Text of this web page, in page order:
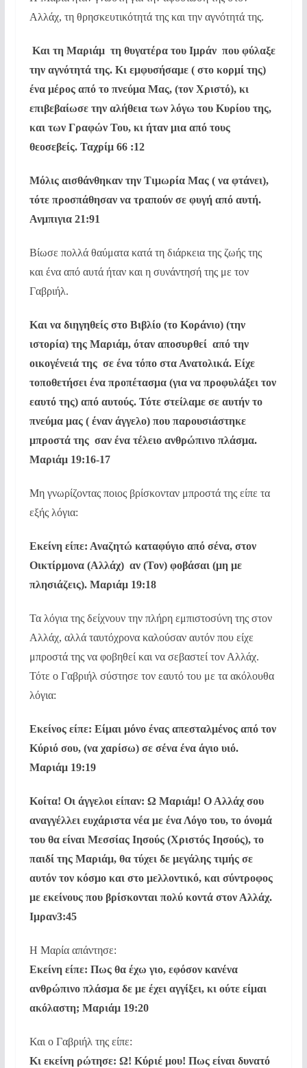
Αλλάχ, τη θρησκευτικότητά της και την αγνότητά της.
Και τη Μαριάμ  τη θυγατέρα του Ιμράν  που φύλαξε
την αγνότητά της. Κι εμφυσήσαμε ( στο κορμί της)
ένα μέρος από το πνεύμα Μας, (τον Χριστό), κι
επιβεβαίωσε την αλήθεια των λόγω του Κυρίου της,
και των Γραφών Του, κι ήταν μια από τους
θεοσεβείς. Ταχρίμ 66 :12
Μόλις αισθάνθηκαν την Τιμωρία Μας ( να φτάνει),
τότε προσπάθησαν να τραπούν σε φυγή από αυτή.
Ανμπιγια 21:91
Βίωσε πολλά θαύματα κατά τη διάρκεια της ζωής της
και ένα από αυτά ήταν και η συνάντησή της με τον
Γαβριήλ.
Και να διηγηθείς στο Βιβλίο (το Κοράνιο) (την
ιστορία) της Μαριάμ, όταν αποσυρθεί  από την
οικογένειά της  σε ένα τόπο στα Ανατολικά. Είχε
τοποθετήσει ένα προπέτασμα (για να προφυλάξει τον
εαυτό της) από αυτούς. Τότε στείλαμε σε αυτήν το
πνεύμα μας ( έναν άγγελο) που παρουσιάστηκε
μπροστά της  σαν ένα τέλειο ανθρώπινο πλάσμα.
Μαριάμ 19:16-17
Μη γνωρίζοντας ποιος βρίσκονταν μπροστά της είπε τα
εξής λόγια:
Εκείνη είπε: Αναζητώ καταφύγιο από σένα, στον
Οικτίρμονα (Αλλάχ) αν (Τον) φοβάσαι (μη με
πλησιάζεις). Μαριάμ 19:18
Τα λόγια της δείχνουν την πλήρη εμπιστοσύνη της στον
Αλλάχ, αλλά ταυτόχρονα καλούσαν αυτόν που είχε
μπροστά της να φοβηθεί και να σεβαστεί τον Αλλάχ.
Τότε ο Γαβριήλ σύστησε τον εαυτό του με τα ακόλουθα
λόγια:
Εκείνος είπε: Είμαι μόνο ένας απεσταλμένος από τον
Κύριό σου, (να χαρίσω) σε σένα ένα άγιο υιό.
Μαριάμ 19:19
Κοίτα! Οι άγγελοι είπαν: Ω Μαριάμ! Ο Αλλάχ σου
αναγγέλλει ευχάριστα νέα με ένα Λόγο του, το όνομά
του θα είναι Μεσσίας Ιησούς (Χριστός Ιησούς), το
παιδί της Μαριάμ, θα τύχει δε μεγάλης τιμής σε
αυτόν τον κόσμο και στο μελλοντικό, και σύντροφος
με εκείνους που βρίσκονται πολύ κοντά στον Αλλάχ.
Ιμραν3:45
Η Μαρία απάντησε:
Εκείνη είπε: Πως θα έχω γιο, εφόσον κανένα
ανθρώπινο πλάσμα δε με έχει αγγίξει, κι ούτε είμαι
ακόλαστη; Μαριάμ 19:20
Και ο Γαβριήλ της είπε:
Κι εκείνη ρώτησε: Ω! Κύριέ μου! Πως είναι δυνατό